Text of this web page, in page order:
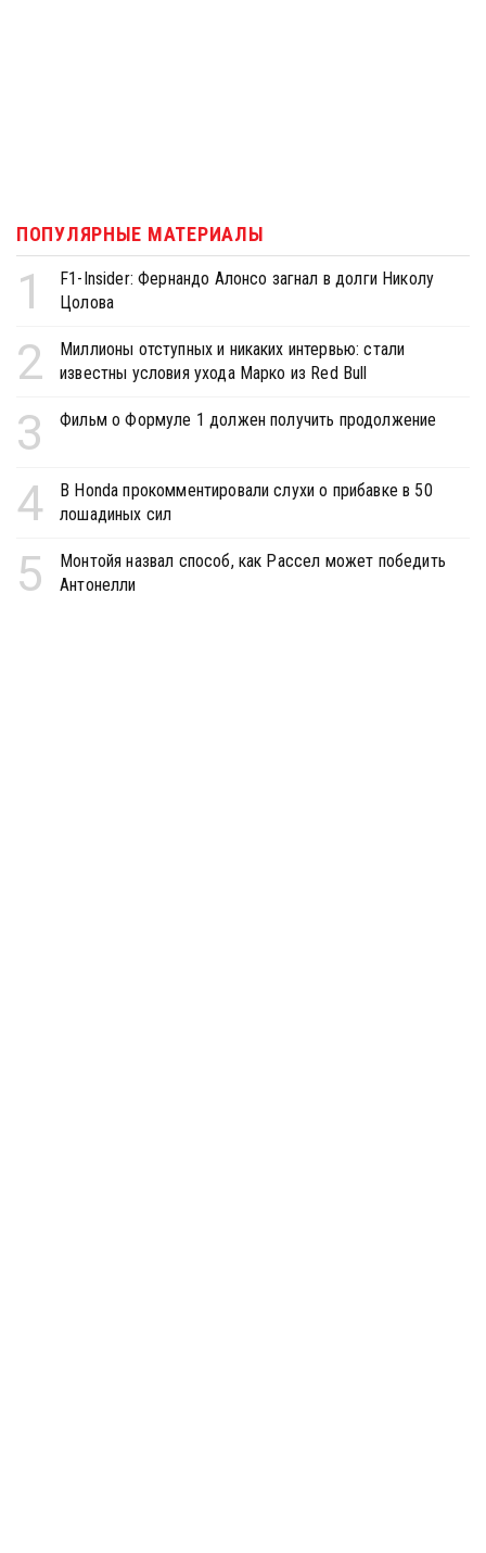
ПОПУЛЯРНЫЕ МАТЕРИАЛЫ
1
F1-Insider: Фернандо Алонсо загнал в долги Николу
Цолова
2
Миллионы отступных и никаких интервью: стали
известны условия ухода Марко из Red Bull
3 Фильм о Формуле 1 должен получить продолжение
4
В Honda прокомментировали слухи о прибавке в 50
лошадиных сил
5
Монтойя назвал способ, как Рассел может победить
Антонелли